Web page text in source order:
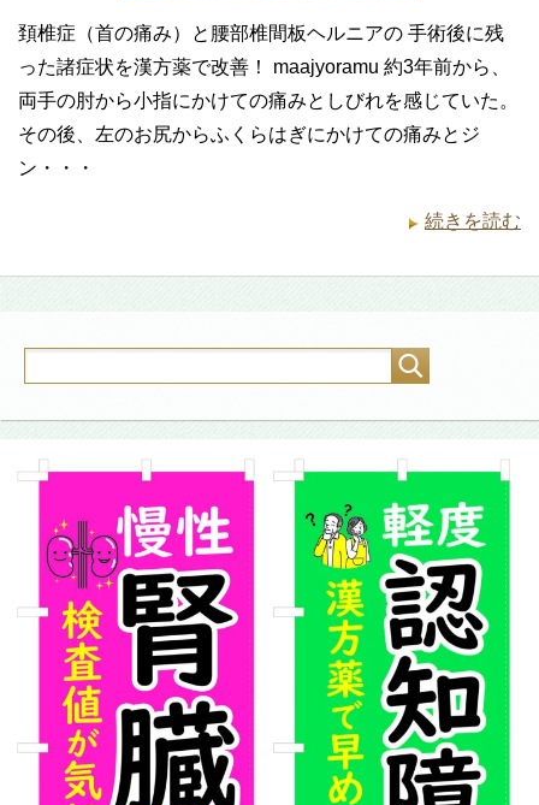
頚椎症（首の痛み）と腰部椎間板ヘルニアの 手術後に残
った諸症状を漢方薬で改善！ maajyoramu 約3年前から、
両手の肘から小指にかけての痛みとしびれを感じていた。
その後、左のお尻からふくらはぎにかけての痛みとジ
ン・・・
続きを読む